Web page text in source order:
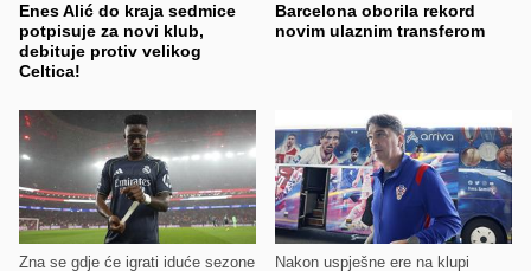
Enes Alić do kraja sedmice
potpisuje za novi klub,
debituje protiv velikog
Celtica!
Barcelona oborila rekord
novim ulaznim transferom
Zna se gdje će igrati iduće sezone
Nakon uspješne ere na klupi